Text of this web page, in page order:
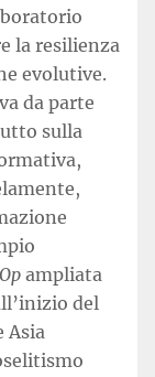
la resilienza
evolutive.
da parte
sulla
ampliata
del
Asia